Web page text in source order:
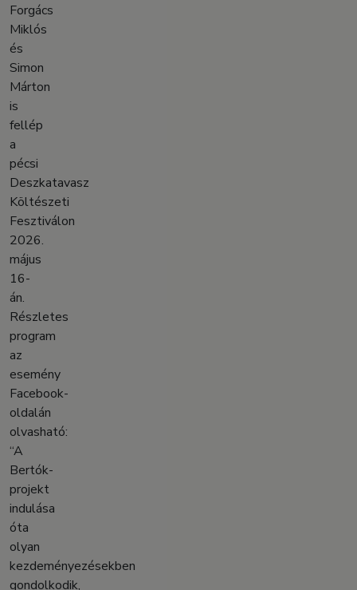
Forgács
Miklós
és
Simon
Márton
is
fellép
a
pécsi
Deszkatavasz
Költészeti
Fesztiválon
2026.
május
16-
án.
Részletes
program
az
esemény
Facebook-
oldalán
olvasható:
“A
Bertók-
projekt
indulása
óta
olyan
kezdeményezésekben
gondolkodik,